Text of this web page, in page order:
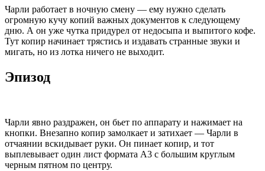
Чарли работает в ночную смену — ему нужно сделать
огромную кучу копий важных документов к следующему
дню. А он уже чутка придурел от недосыпа и выпитого кофе.
Тут копир начинает трястись и издавать странные звуки и
мигать, но из лотка ничего не выходит.
Эпизод
Чарли явно раздражен, он бьет по аппарату и нажимает на
кнопки. Внезапно копир замолкает и затихает — Чарли в
отчаянии вскидывает руки. Он пинает копир, и тот
выплевывает один лист формата А3 с большим круглым
черным пятном по центру.